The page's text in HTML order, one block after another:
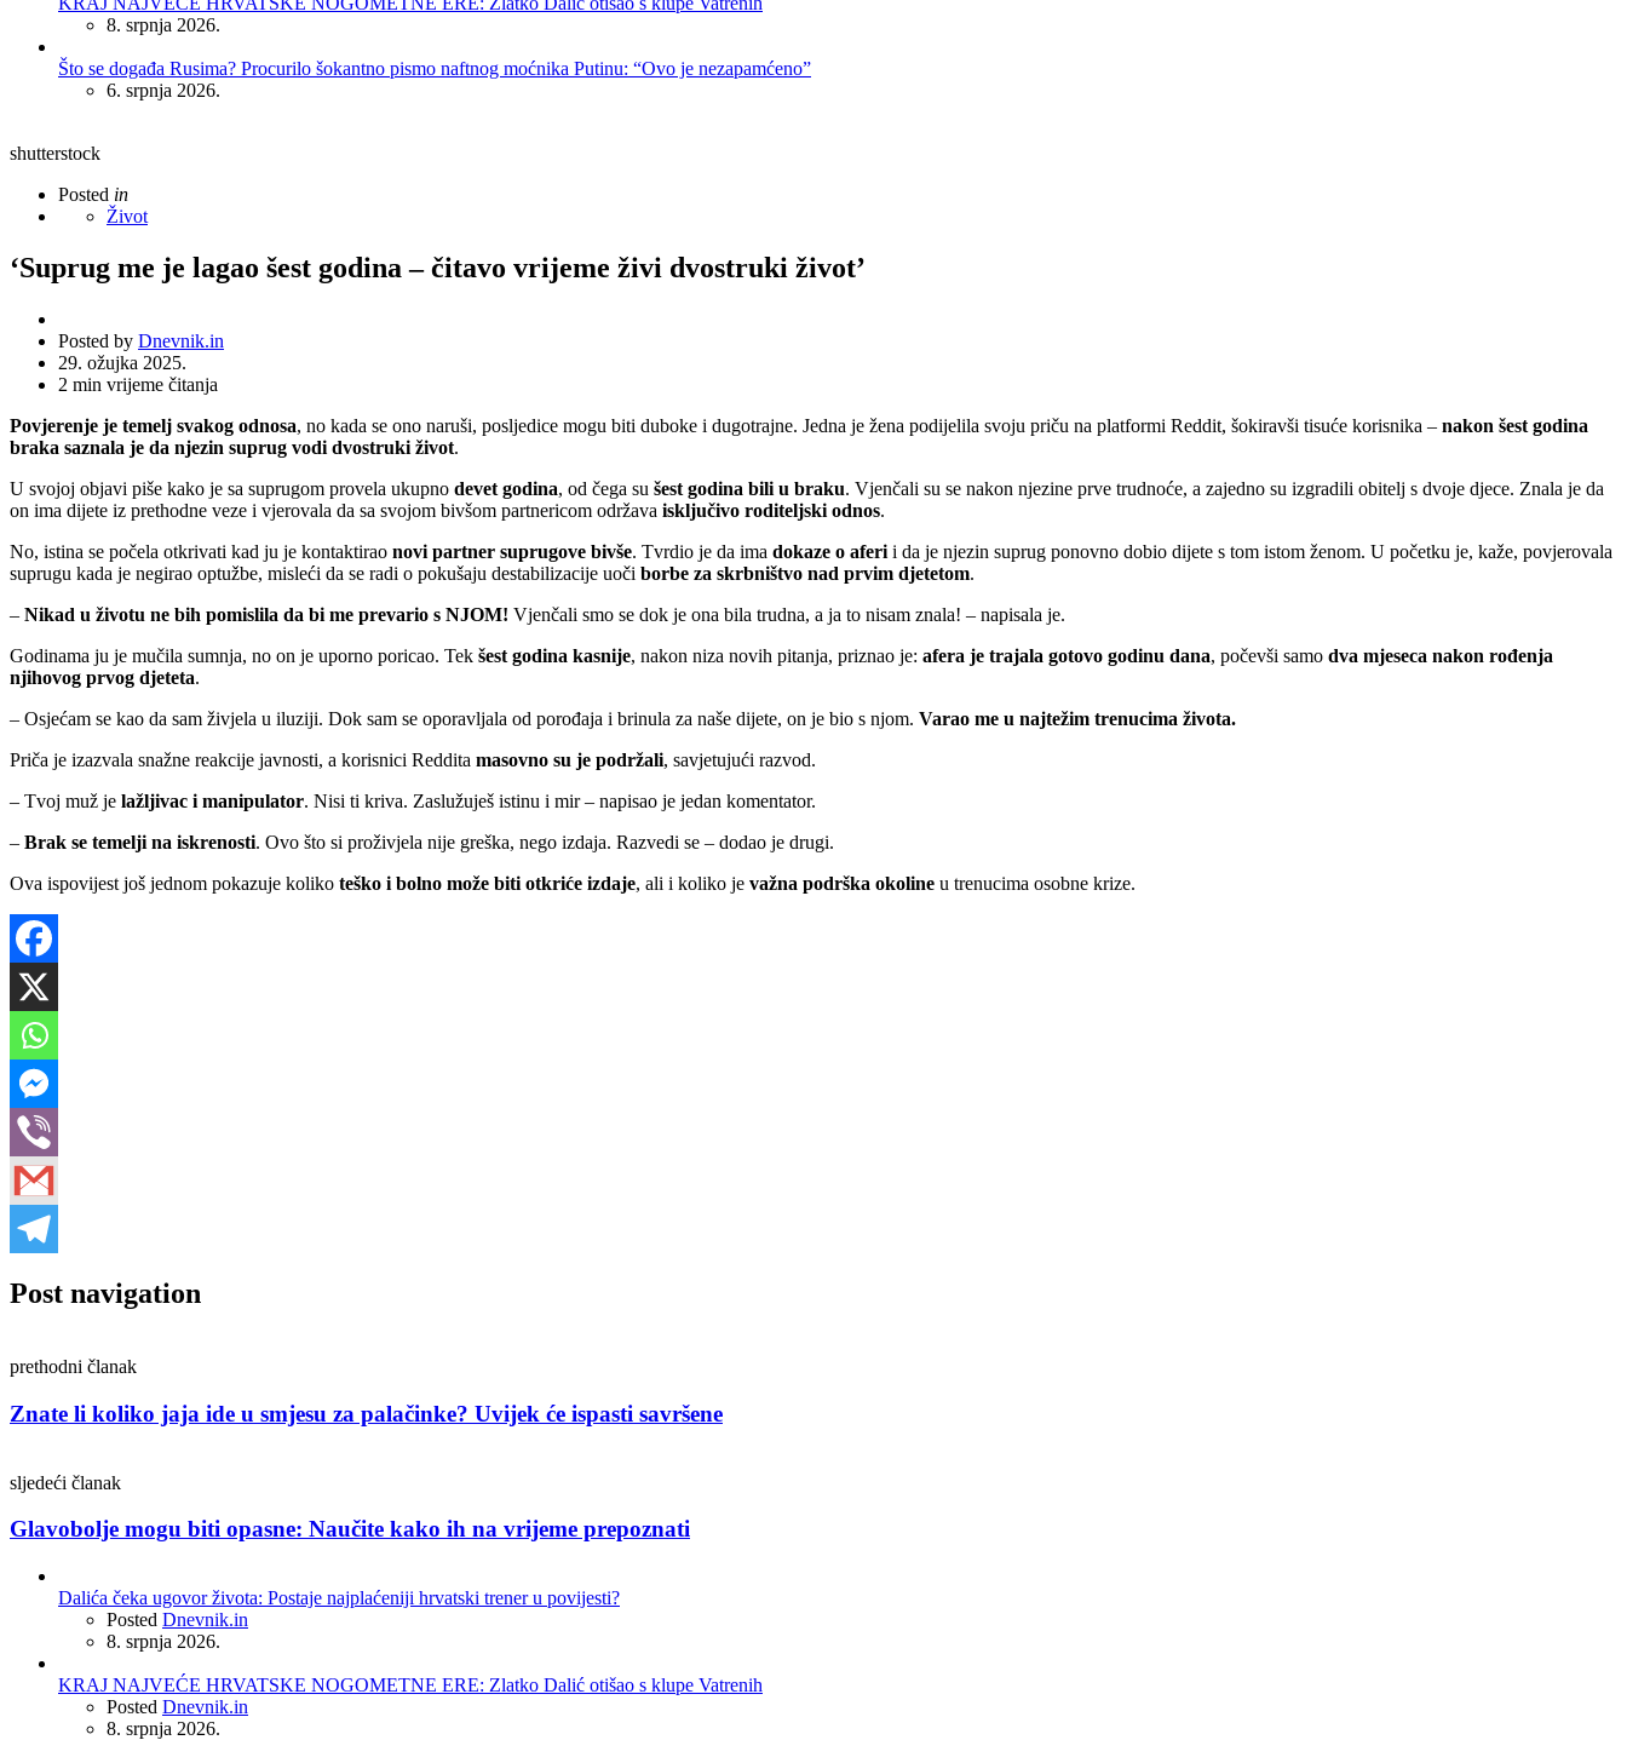
8. srpnja 2026.
Što se događa Rusima? Procurilo šokantno pismo naftnog moćnika Putinu: “Ovo je nezapamćeno”
6. srpnja 2026.
shutterstock
Posted in
Život
‘Suprug me je lagao šest godina – čitavo vrijeme živi dvostruki život’
Posted by Dnevnik.in
29. ožujka 2025.
2 min vrijeme čitanja
Povjerenje je temelj svakog odnosa, no kada se ono naruši, posljedice mogu biti duboke i dugotrajne. Jedna je žena podijelila svoju priču na platformi Reddit, šokiravši tisuće korisnika – nakon šest godina
braka saznala je da njezin suprug vodi dvostruki život.
U svojoj objavi piše kako je sa suprugom provela ukupno devet godina, od čega su šest godina bili u braku. Vjenčali su se nakon njezine prve trudnoće, a zajedno su izgradili obitelj s dvoje djece. Znala je da
on ima dijete iz prethodne veze i vjerovala da sa svojom bivšom partnericom održava isključivo roditeljski odnos.
No, istina se počela otkrivati kad ju je kontaktirao novi partner suprugove bivše. Tvrdio je da ima dokaze o aferi i da je njezin suprug ponovno dobio dijete s tom istom ženom. U početku je, kaže, povjerovala
suprugu kada je negirao optužbe, misleći da se radi o pokušaju destabilizacije uoči borbe za skrbništvo nad prvim djetetom.
– Nikad u životu ne bih pomislila da bi me prevario s NJOM! Vjenčali smo se dok je ona bila trudna, a ja to nisam znala! – napisala je.
Godinama ju je mučila sumnja, no on je uporno poricao. Tek šest godina kasnije, nakon niza novih pitanja, priznao je: afera je trajala gotovo godinu dana, počevši samo dva mjeseca nakon rođenja
njihovog prvog djeteta.
– Osjećam se kao da sam živjela u iluziji. Dok sam se oporavljala od porođaja i brinula za naše dijete, on je bio s njom. Varao me u najtežim trenucima života.
Priča je izazvala snažne reakcije javnosti, a korisnici Reddita masovno su je podržali, savjetujući razvod.
– Tvoj muž je lažljivac i manipulator. Nisi ti kriva. Zaslužuješ istinu i mir – napisao je jedan komentator.
– Brak se temelji na iskrenosti. Ovo što si proživjela nije greška, nego izdaja. Razvedi se – dodao je drugi.
Ova ispovijest još jednom pokazuje koliko teško i bolno može biti otkriće izdaje, ali i koliko je važna podrška okoline u trenucima osobne krize.
Post navigation
prethodni članak
Znate li koliko jaja ide u smjesu za palačinke? Uvijek će ispasti savršene
sljedeći članak
Glavobolje mogu biti opasne: Naučite kako ih na vrijeme prepoznati
Dalića čeka ugovor života: Postaje najplaćeniji hrvatski trener u povijesti?
Posted Dnevnik.in
8. srpnja 2026.
KRAJ NAJVEĆE HRVATSKE NOGOMETNE ERE: Zlatko Dalić otišao s klupe Vatrenih
Posted Dnevnik.in
8. srpnja 2026.